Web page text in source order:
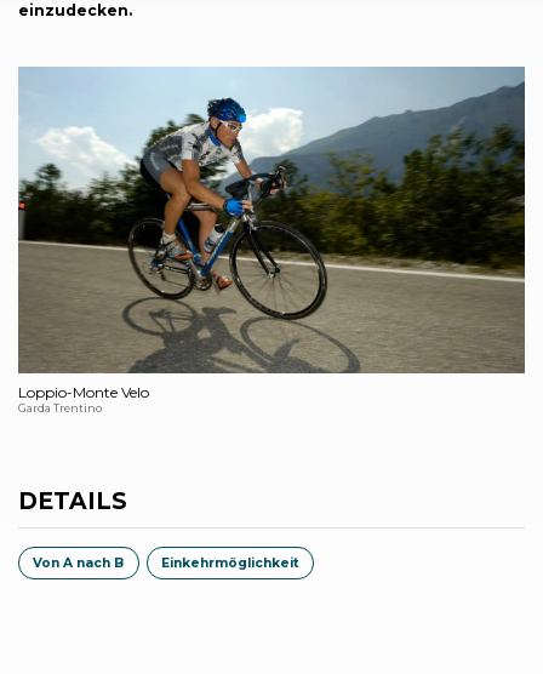
einzudecken.
Loppio-Monte Velo
Garda Trentino
DETAILS
Von A nach B Einkehrmöglichkeit